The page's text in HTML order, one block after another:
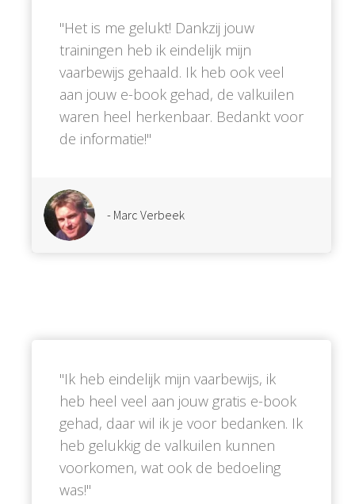
''Het is me gelukt! Dankzij jouw
trainingen heb ik eindelijk mijn
vaarbewijs gehaald. Ik heb ook veel
aan jouw e-book gehad, de valkuilen
waren heel herkenbaar. Bedankt voor
de informatie!''
- Marc Verbeek
''Ik heb eindelijk mijn vaarbewijs, ik
heb heel veel aan jouw gratis e-book
gehad, daar wil ik je voor bedanken. Ik
heb gelukkig de valkuilen kunnen
voorkomen, wat ook de bedoeling
was!''